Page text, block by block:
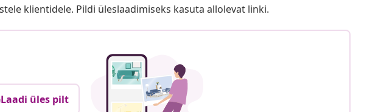
klientidele. Pildi üleslaadimiseks kasuta allolevat linki.
Laadi üles pilt